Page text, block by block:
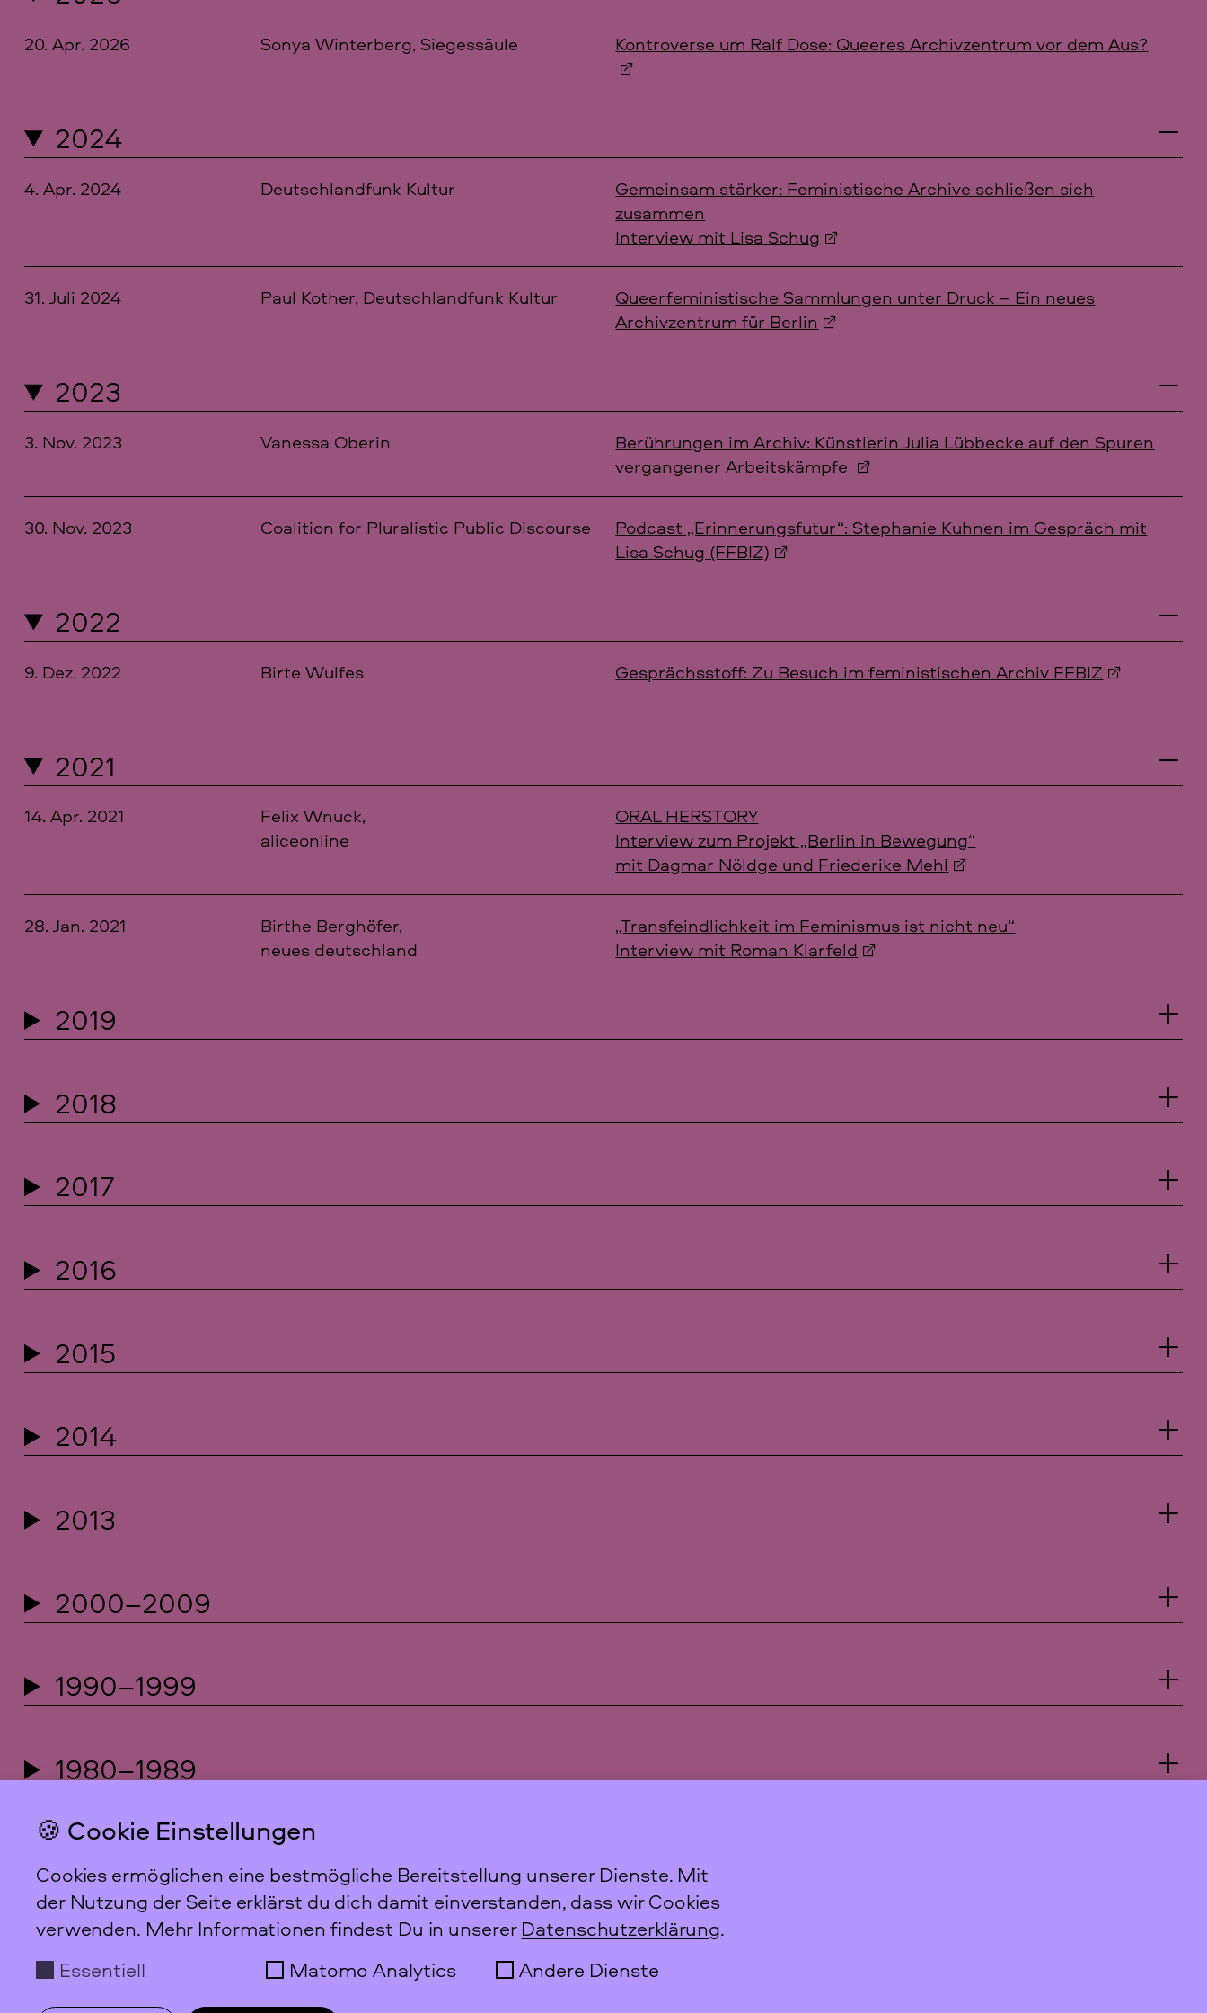
20. Apr. 2026 Sonya Winterberg, Siegessäule Kontroverse um Ralf Dose: Queeres Archivzentrum vor dem Aus?
2024
4. Apr. 2024 Deutschlandfunk Kultur
Gemeinsam stärker: Feministische Archive schließen sich
zusammen
Interview mit Lisa Schug
31. Juli 2024 Paul Kother, Deutschlandfunk Kultur
Queerfeministische Sammlungen unter Druck – Ein neues
Archivzentrum für Berlin
2023
3. Nov. 2023 Vanessa Oberin
Berührungen im Archiv: Künstlerin Julia Lübbecke auf den Spuren
vergangener Arbeitskämpfe
30. Nov. 2023 Coalition for Pluralistic Public Discourse
Podcast „Erinnerungsfutur“: Stephanie Kuhnen im Gespräch mit
Lisa Schug (FFBIZ)
2022
9. Dez. 2022 Birte Wulfes Gesprächsstoff: Zu Besuch im feministischen Archiv FFBIZ
2021
14. Apr. 2021
Felix Wnuck,
aliceonline
ORAL HERSTORY
Interview zum Projekt „Berlin in Bewegung“
mit Dagmar Nöldge und Friederike Mehl
28. Jan. 2021
Birthe Berghöfer,
neues deutschland
„Transfeindlichkeit im Feminismus ist nicht neu“
Interview mit Roman Klarfeld
2019
2018
2017
2016
2015
2014
2013
2000–2009
1990–1999
1980–1989
1978–1979
Die obenstehenden Listungen von Artikeln in der Presse und in Büchern sind nicht
vollständig. Sie werden ständig ergänzt.
🍪 Cookie Einstellungen
Cookies ermöglichen eine bestmögliche Bereitstellung unserer Dienste. Mit
der Nutzung der Seite erklärst du dich damit einverstanden, dass wir Cookies
verwenden. Mehr Informationen findest Du in unserer Datenschutzerklärung.
Essentiell
Matomo Analytics Andere Dienste